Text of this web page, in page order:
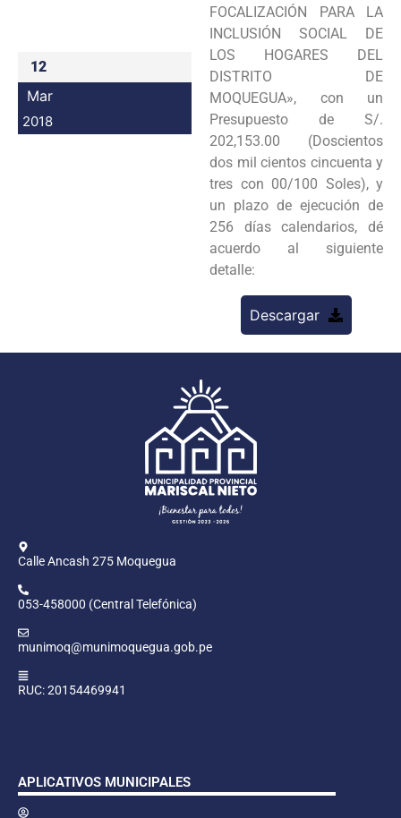
12
Mar
2018
FOCALIZACIÓN PARA LA
INCLUSIÓN SOCIAL DE
LOS HOGARES DEL
DISTRITO DE
MOQUEGUA», con un
Presupuesto de S/.
202,153.00 (Doscientos
dos mil cientos cincuenta y
tres con 00/100 Soles), y
un plazo de ejecución de
256 días calendarios, dé
acuerdo al siguiente
detalle:
Descargar
Calle Ancash 275 Moquegua
053-458000 (Central Telefónica)
munimoq@munimoquegua.gob.pe
RUC: 20154469941
APLICATIVOS MUNICIPALES